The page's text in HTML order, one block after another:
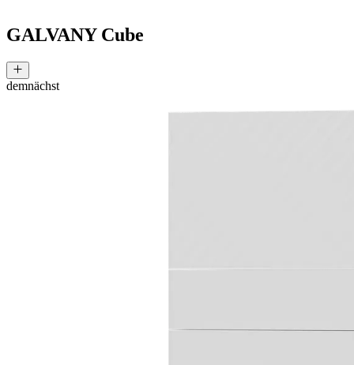
GALVANY Cube
demnächst